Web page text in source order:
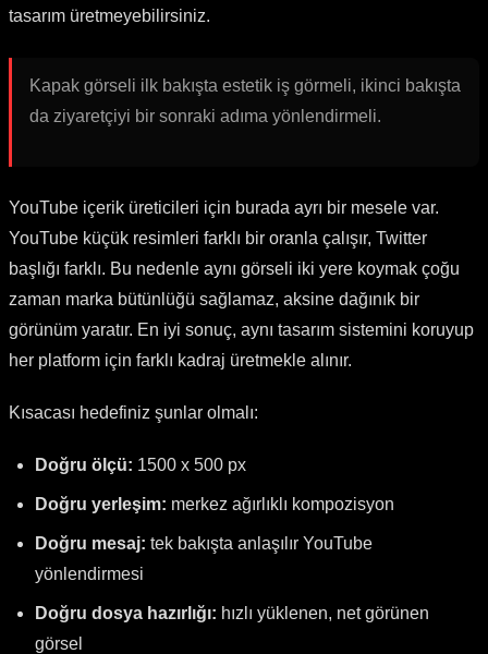
tasarım üretmeyebilirsiniz.
Kapak görseli ilk bakışta estetik iş görmeli, ikinci bakışta
da ziyaretçiyi bir sonraki adıma yönlendirmeli.
YouTube içerik üreticileri için burada ayrı bir mesele var.
YouTube küçük resimleri farklı bir oranla çalışır, Twitter
başlığı farklı. Bu nedenle aynı görseli iki yere koymak çoğu
zaman marka bütünlüğü sağlamaz, aksine dağınık bir
görünüm yaratır. En iyi sonuç, aynı tasarım sistemini koruyup
her platform için farklı kadraj üretmekle alınır.
Kısacası hedefiniz şunlar olmalı:
Doğru ölçü: 1500 x 500 px
Doğru yerleşim: merkez ağırlıklı kompozisyon
Doğru mesaj: tek bakışta anlaşılır YouTube
yönlendirmesi
Doğru dosya hazırlığı: hızlı yüklenen, net görünen
görsel